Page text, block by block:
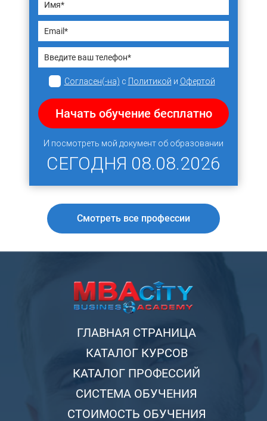
Согласен(-на) с Политикой и Офертой
Начать обучение бесплатно
И посмотреть мой документ об образовании
СЕГОДНЯ 08.08.2026
Смотреть все профессии
ГЛАВНАЯ СТРАНИЦА
КАТАЛОГ КУРСОВ
КАТАЛОГ ПРОФЕССИЙ
СИСТЕМА ОБУЧЕНИЯ
СТОИМОСТЬ ОБУЧЕНИЯ